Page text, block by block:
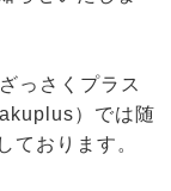
っさくプラス
）では随
ております。